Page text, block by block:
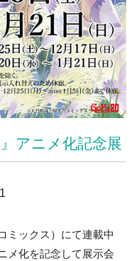
アニメ化記念展
ミックス）にて連載中
メ化を記念して展示会